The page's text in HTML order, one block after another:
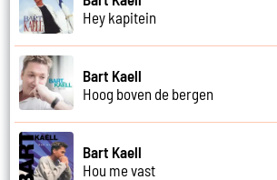
Hey kapitein
Bart Kaell
Hoog boven de bergen
Bart Kaell
Hou me vast